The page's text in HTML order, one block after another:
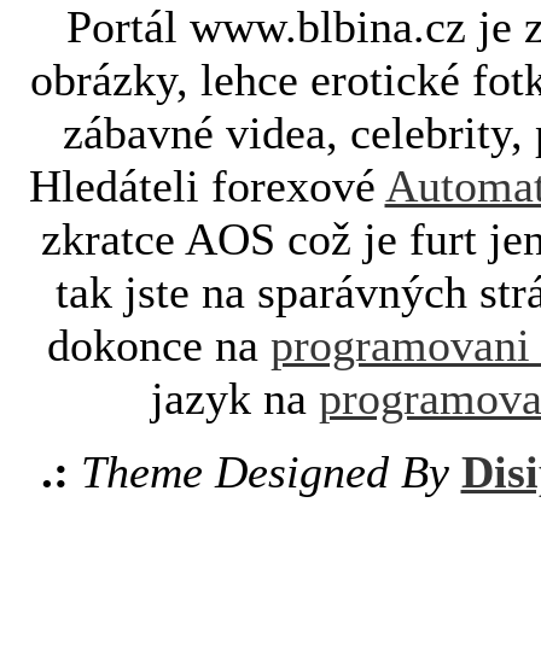
Portál www.blbina.cz je
obrázky, lehce erotické
zábavné videa,
Hledáteli forexové
zkratce AOS což je furt
tak jste na sparávných
dokonce na programovani
jazyk na
.: Theme Designed By